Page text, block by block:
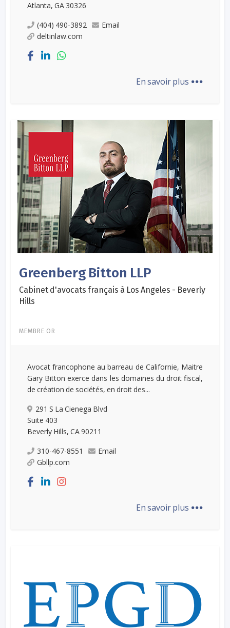
Atlanta, GA 30326
(404) 490-3892
Email
deltinlaw.com
En savoir plus ...
Greenberg Bitton LLP
Cabinet d'avocats français à Los Angeles - Beverly
Hills
MEMBRE OR
Avocat francophone au barreau de Californie, Maitre
Gary Bitton exerce dans les domaines du droit fiscal,
de création de sociétés, en droit des...
291 S La Cienega Blvd
Suite 403
Beverly Hills, CA 90211
310-467-8551
Email
Gbllp.com
En savoir plus ...